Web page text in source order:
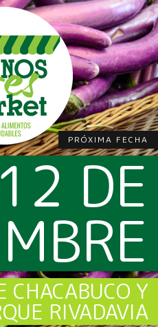
PRÓXIMA FECHA
DE
CHACABUCO Y
RIVADAVIA